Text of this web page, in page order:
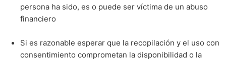
persona ha sido, es o puede ser víctima de un abuso
financiero
Si es razonable esperar que la recopilación y el uso con
consentimiento comprometan la disponibilidad o la